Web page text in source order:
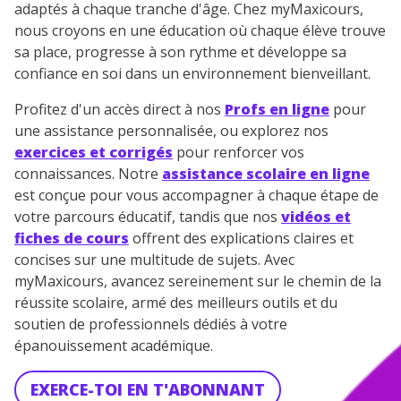
adaptés à chaque tranche d'âge. Chez myMaxicours,
nous croyons en une éducation où chaque élève trouve
sa place, progresse à son rythme et développe sa
confiance en soi dans un environnement bienveillant.
Profitez d'un accès direct à nos Profs en ligne pour
une assistance personnalisée, ou explorez nos
exercices et corrigés pour renforcer vos
connaissances. Notre assistance scolaire en ligne
est conçue pour vous accompagner à chaque étape de
votre parcours éducatif, tandis que nos vidéos et
fiches de cours offrent des explications claires et
concises sur une multitude de sujets. Avec
myMaxicours, avancez sereinement sur le chemin de la
réussite scolaire, armé des meilleurs outils et du
soutien de professionnels dédiés à votre
épanouissement académique.
EXERCE-TOI EN T'ABONNANT